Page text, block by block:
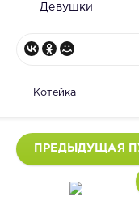
Девушки
Котейка
ПРЕДЫДУЩАЯ